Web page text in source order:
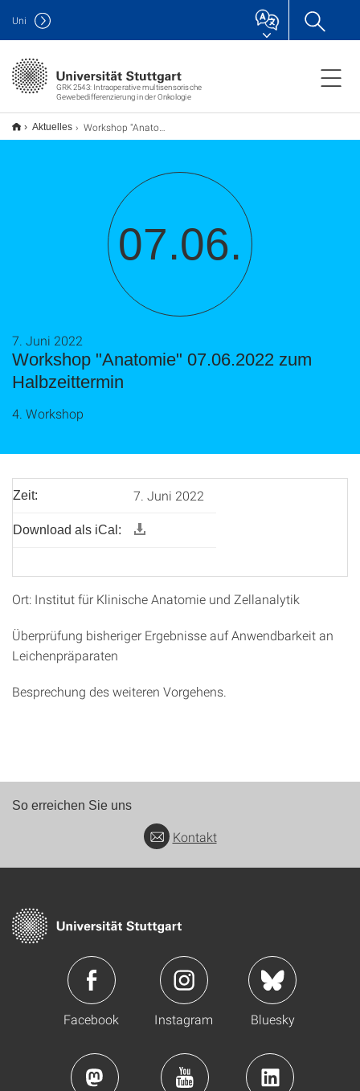
GRK 2543: Intraoperative multisensorische
Gewebedifferenzierung in der Onkologie
Uni
Aktuelles Workshop "Anatomie" 07.06.2022 zum Halbzeittermin
07.06.
Workshop "Anatomie" 07.06.2022 zum
Halbzeittermin
7. Juni 2022
4. Workshop
Zeit: 7. Juni 2022
Download als iCal:
Ort: Institut für Klinische Anatomie und Zellanalytik
Überprüfung bisheriger Ergebnisse auf Anwendbarkeit an
Leichenpräparaten
Besprechung des weiteren Vorgehens.
So erreichen Sie uns
Kontakt
Facebook Instagram Bluesky